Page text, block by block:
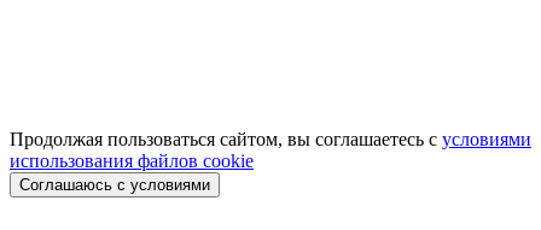
Продолжая пользоваться сайтом, вы соглашаетесь с условиями
использования файлов cookie
Соглашаюсь с условиями